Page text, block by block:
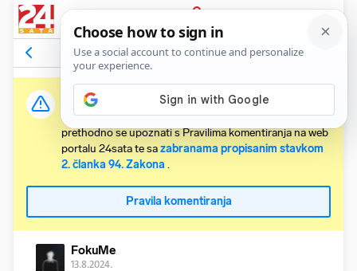
PRIJAVA
Komentari9 Relevantni
Važna obavijest:
Svaki korisnik koji želi komentirati članke obvezan je
prethodno se upoznati s Pravilima komentiranja na web
portalu 24sata te sazabranama propisanim stavkom
2. članka 94. Zakona .
Pravila komentiranja
FokuMe
13.8.2024.